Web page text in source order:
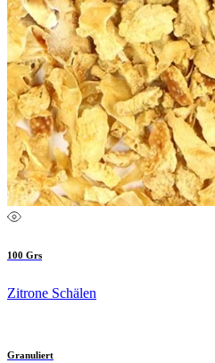
100 Grs
Zitrone Schälen
Granuliert